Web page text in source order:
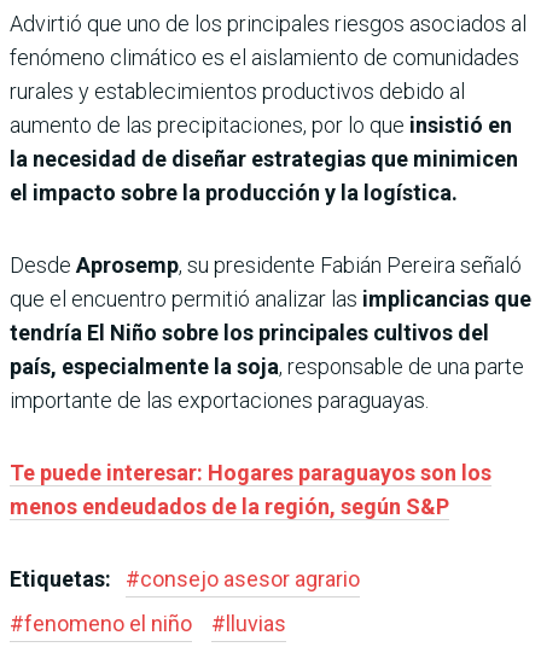
Advirtió que uno de los principales riesgos asociados al
fenómeno climático es el aislamiento de comunidades
rurales y establecimientos productivos debido al
aumento de las precipitaciones, por lo que insistió en
la necesidad de diseñar estrategias que minimicen
el impacto sobre la producción y la logística.
Desde Aprosemp, su presidente Fabián Pereira señaló
que el encuentro permitió analizar las implicancias que
tendría El Niño sobre los principales cultivos del
país, especialmente la soja, responsable de una parte
importante de las exportaciones paraguayas.
Te puede interesar: Hogares paraguayos son los
menos endeudados de la región, según S&P
Etiquetas: #consejo asesor agrario
#fenomeno el niño #lluvias